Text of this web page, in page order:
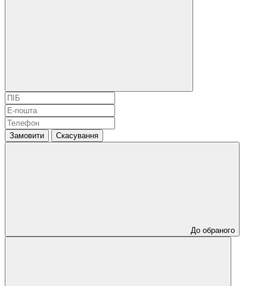
Замовити Скасування
До обраного